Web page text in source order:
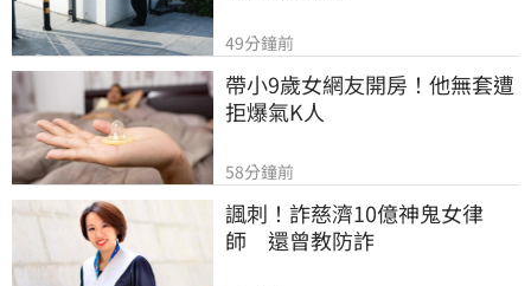
49分鐘前
帶小9歲女網友開房！他無套遭
拒爆氣K人
58分鐘前
諷刺！詐慈濟10億神鬼女律
師　還曾教防詐